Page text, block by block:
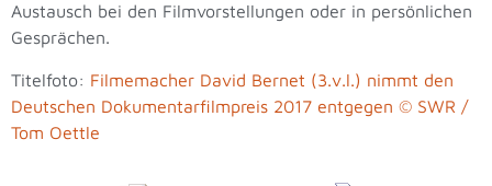
Austausch bei den Filmvorstellungen oder in persönlichen
Gesprächen.
Titelfoto: Filmemacher David Bernet (3.v.l.) nimmt den
Deutschen Dokumentarfilmpreis 2017 entgegen © SWR /
Tom Oettle